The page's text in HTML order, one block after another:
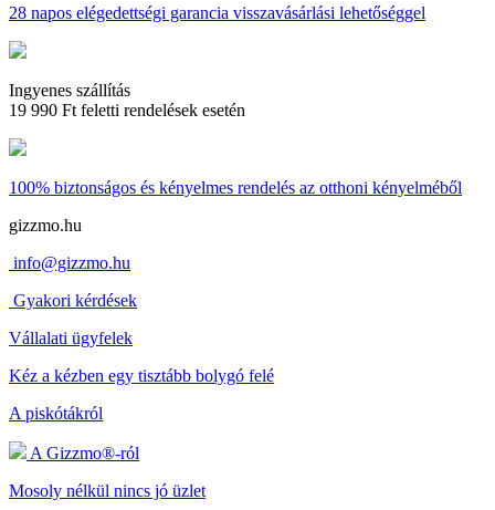
28 napos elégedettségi garancia visszavásárlási lehetőséggel
Ingyenes szállítás
19 990 Ft feletti rendelések esetén
100% biztonságos és kényelmes rendelés az otthoni kényelméből
gizzmo.hu
info@gizzmo.hu
Gyakori kérdések
Vállalati ügyfelek
Kéz a kézben egy tisztább bolygó felé
A piskótákról
A Gizzmo®-ról
Mosoly nélkül nincs jó üzlet